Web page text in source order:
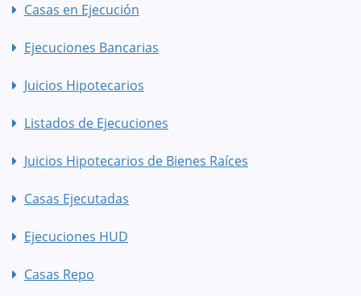
Casas en Ejecución
Ejecuciones Bancarias
Juicios Hipotecarios
Listados de Ejecuciones
Juicios Hipotecarios de Bienes Raíces
Casas Ejecutadas
Ejecuciones HUD
Casas Repo